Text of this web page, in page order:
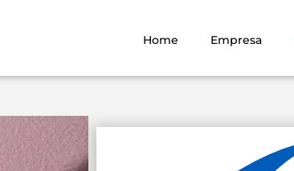
Home Empresa